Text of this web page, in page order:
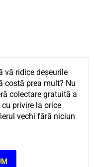
vă ridice deșeurile
costă prea mult? Nu
colectare gratuită a
privire la orice
vechi fără niciun